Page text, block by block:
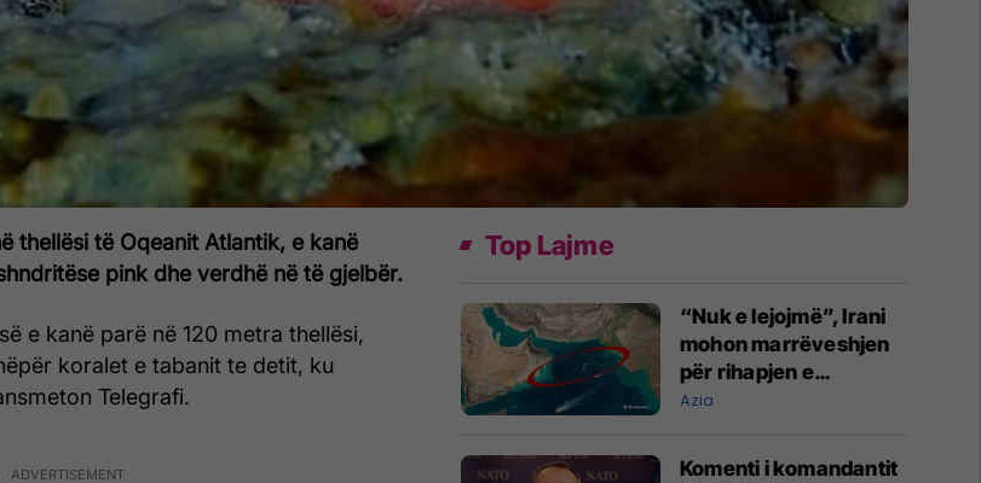
thellësi të Oqeanit Atlantik, e kanë
pink dhe verdhë në të gjelbër.
e kanë parë në 120 metra thellësi,
koralet e tabanit te detit, ku
Telegrafi.
Top Lajme
“Nuk e lejojmë”, Irani
mohon marrëveshjen
për rihapjen e
Ngushticës së
Azia
Komenti i komandantit